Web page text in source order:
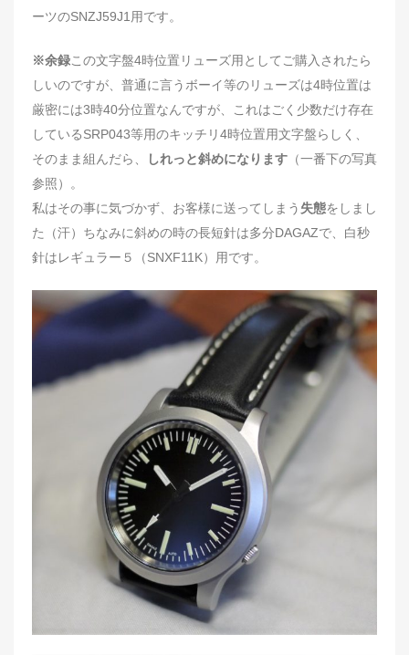
ーツのSNZJ59J1用です。
※余録この文字盤4時位置リューズ用としてご購入されたら
しいのですが、普通に言うボーイ等のリューズは4時位置は
厳密には3時40分位置なんですが、これはごく少数だけ存在
しているSRP043等用のキッチリ4時位置用文字盤らしく、
そのまま組んだら、
しれっと斜めになります （一番下の写真
参照）。
私はその事に気づかず、お客様に送ってしまう 失態をしまし
た（汗）ちなみに斜めの時の長短針は多分DAGAZで、白秒
針はレギュラー５（SNXF11K）用です。